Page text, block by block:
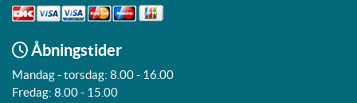
Åbningstider
Mandag - torsdag: 8.00 - 16.00
Fredag: 8.00 - 15.00